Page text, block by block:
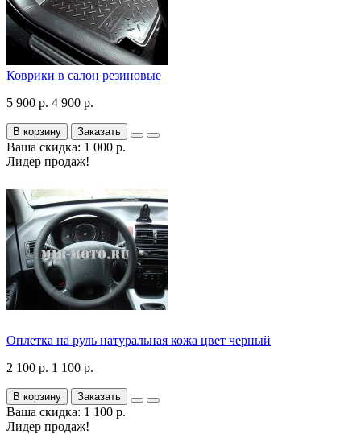
Коврики в салон резиновые
5 900 р. 4 900 р.
В корзину Заказать
Ваша скидка: 1 000 р.
Лидер продаж!
Оплетка на руль натуральная кожа цвет черный
2 100 р. 1 100 р.
В корзину Заказать
Ваша скидка: 1 100 р.
Лидер продаж!